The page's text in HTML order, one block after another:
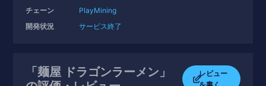
チェーン
PlayMining
開発状況
サービス終了
「麺屋 ドラゴンラーメン」
レビュー